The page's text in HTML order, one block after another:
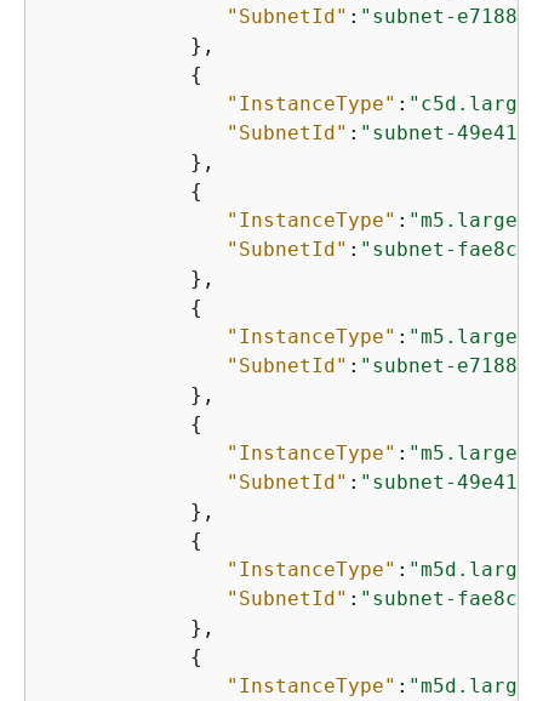
"SubnetId" : "subnet-
            },
{
"InstanceType" : "c5d.large"
"SubnetId" : "subnet-
            },
{
"InstanceType" : "m5.large"
"SubnetId" : "subnet-
            },
{
"InstanceType" : "m5.large"
"SubnetId" : "subnet-
            },
{
"InstanceType" : "m5.large"
"SubnetId" : "subnet-
            },
{
"InstanceType" : "m5d.large"
"SubnetId" : "subnet-
            },
{
"InstanceType" : "m5d.large"